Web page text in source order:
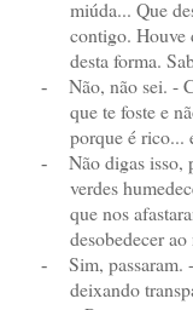
miúda... Que
contigo. Houve
desta forma.
-
Não, não sei. -
que te foste e
porque é rico...
-
Não digas isso,
verdes
que nos
desobedecer
-
Sim,
deixando